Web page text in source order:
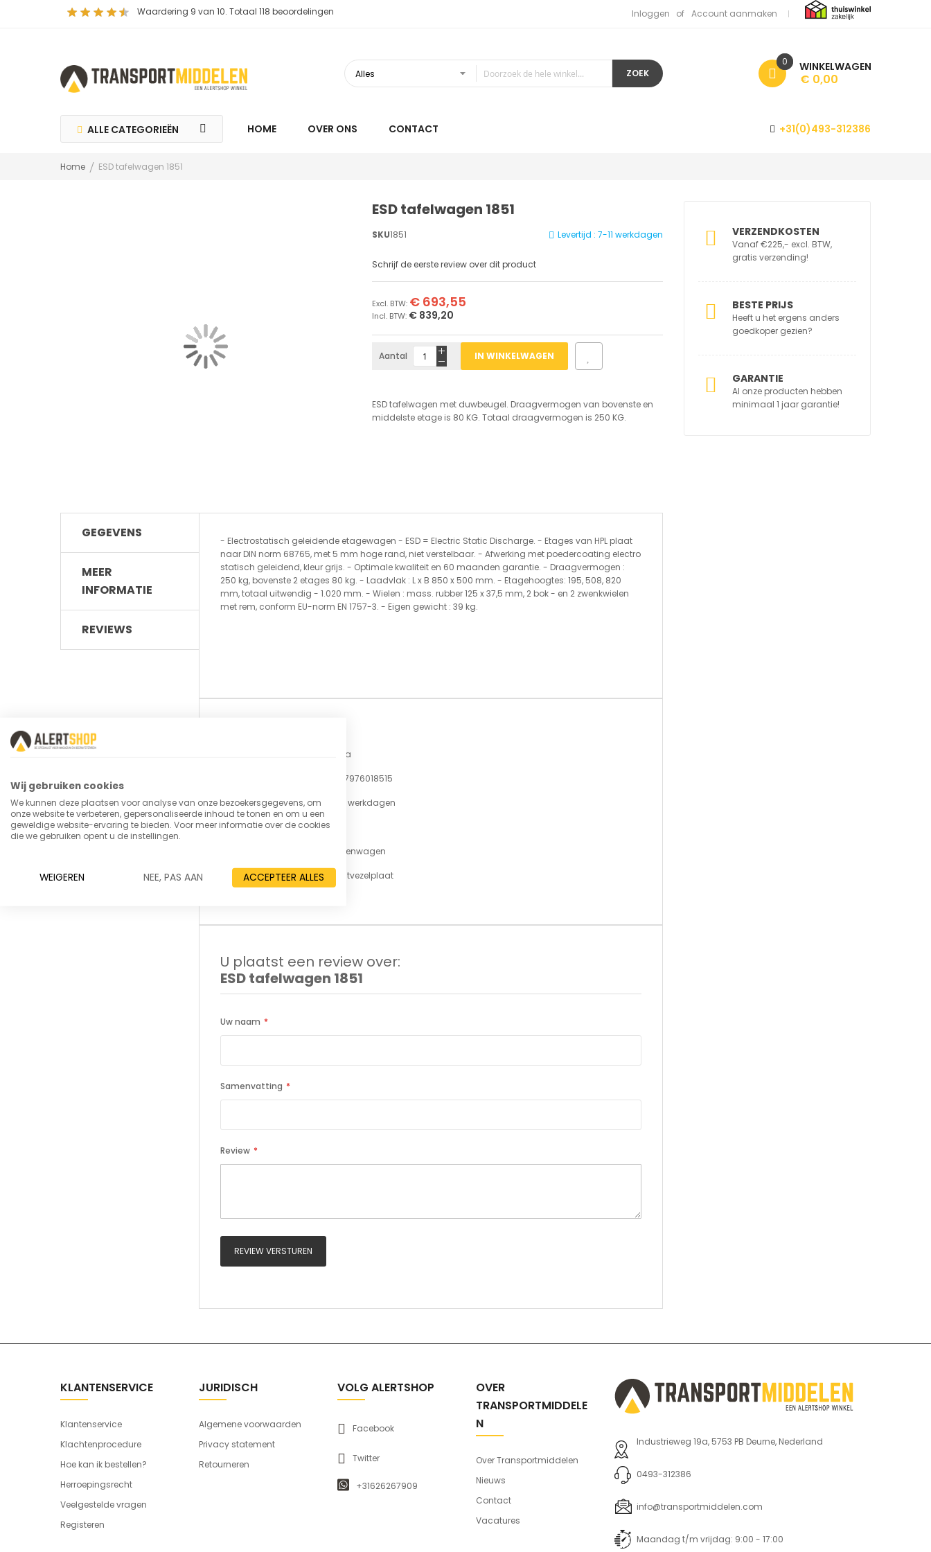
Waardering 9 van 10. Totaal 118 beoordelingen Inloggen Account aanmaken
ZOEK WINKELWAGEN
0
€ 0,00
ALLE CATEGORIEËN HOME OVER ONS CONTACT +31(0)493-312386
Home ESD tafelwagen 1851
ESD tafelwagen 1851
Levertijd : 7-11 werkdagen
SKU1851
Schrijf de eerste review over dit product
€ 839,20
€ 693,55
Aantal IN WINKELWAGEN
ESD tafelwagen met duwbeugel. Draagvermogen van bovenste en
middelste etage is 80 KG. Totaal draagvermogen is 250 KG.
GEGEVENS
MEER
INFORMATIE
REVIEWS
- Electrostatisch geleidende etagewagen - ESD = Electric Static Discharge. - Etages van HPL plaat
naar DIN norm 68765, met 5 mm hoge rand, niet verstelbaar. - Afwerking met poedercoating electro
statisch geleidend, kleur grijs. - Optimale kwaliteit en 60 maanden garantie. - Draagvermogen :
250 kg, bovenste 2 etages 80 kg. - Laadvlak : L x B 850 x 500 mm. - Etagehoogtes: 195, 508, 820
mm, totaal uitwendig - 1.020 mm. - Wielen : mass. rubber 125 x 37,5 mm, 2 bok - en 2 zwenkwielen
met rem, conform EU-norm EN 1757-3. - Eigen gewicht : 39 kg.
Fetra
4017976018515
Levertijd 7-11 werkdagen
draagvermogen
Platenwagen
materiaal_laadvlak Houtvezelplaat
U plaatst een review over:
ESD tafelwagen 1851
Uw naam
Samenvatting
Review
REVIEW VERSTUREN
VERZENDKOSTEN
Vanaf €225,- excl. BTW,
gratis verzending!
BESTE PRIJS
Heeft u het ergens anders
goedkoper gezien?
GARANTIE
Al onze producten hebben
minimaal 1 jaar garantie!
KLANTENSERVICE
Klantenservice
Klachtenprocedure
Hoe kan ik bestellen?
Herroepingsrecht
Veelgestelde vragen
Registeren
JURIDISCH
Algemene voorwaarden
Privacy statement
Retourneren
VOLG ALERTSHOP
Facebook
Twitter
+31626267909
OVER
TRANSPORTMIDDELE
N
Over Transportmiddelen
Nieuws
Contact
Vacatures
Industrieweg 19a, 5753 PB Deurne, Nederland
0493-312386
info@transportmiddelen.com
Maandag t/m vrijdag: 9:00 - 17:00
Wij gebruiken cookies
We kunnen deze plaatsen voor analyse van onze bezoekersgegevens, om
onze website te verbeteren, gepersonaliseerde inhoud te tonen en om u een
geweldige website-ervaring te bieden. Voor meer informatie over de cookies
die we gebruiken opent u de instellingen.
WEIGEREN NEE, PAS AAN ACCEPTEER ALLES